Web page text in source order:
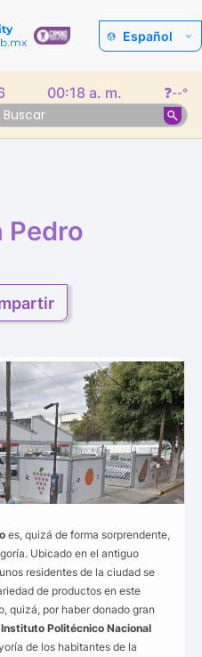
Español
00:18 a. m. ❓--°
Pedro
es, quizá de forma sorprendente,
Ubicado en el antiguo
residentes de la ciudad se
de productos en este
quizá, por haber donado gran
Instituto Politécnico Nacional
de los habitantes de la